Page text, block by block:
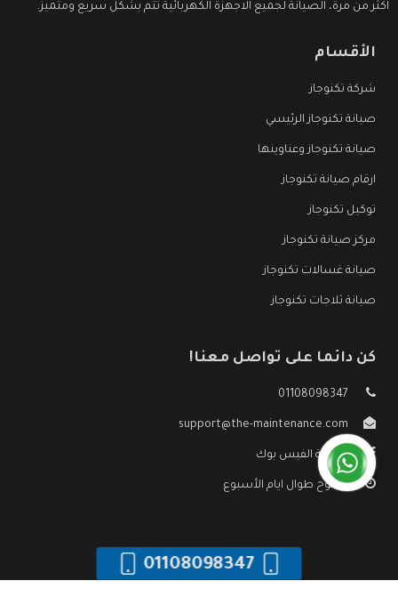
اكثر من مرة، الصيانة لجميع الاجهزة الكهربائية تتم بشكل سريع ومتميز.
الأقسام
شركة تكنوجاز
صيانة تكنوجاز الرئيسي
صيانة تكنوجاز وعناوينها
ارقام صيانة تكنوجاز
توكيل تكنوجاز
مركز صيانة تكنوجاز
صيانة غسالات تكنوجاز
صيانة ثلاجات تكنوجاز
كن دائما على تواصل معنا!
01108098347
support@the-maintenance.com
صفحة الفيس بوك
مفتوح طوال ايام الأسبوع
01108098347